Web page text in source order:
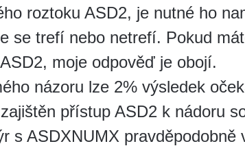
roztoku ASD2, je nutné ho
se trefí nebo netrefí. Pokud
moje odpověď je obojí.
názoru lze 2% výsledek
přístup ASD2 k nádoru
s ASDXNUMX